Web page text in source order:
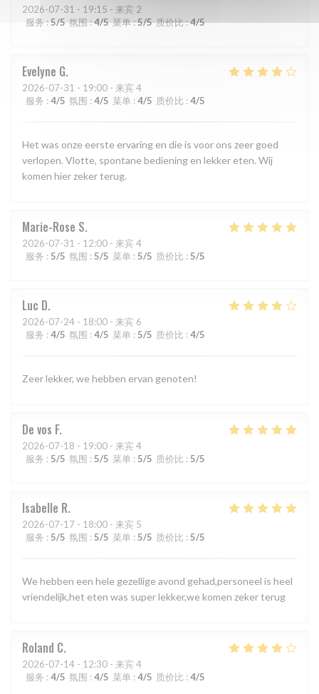
2026-07-31 - 19:15 - 来宾 2
服务 :5/5 氛围:4/5 菜单:5/5 质价比:4/5
Evelyne G
2026-07-31 - 19:00 - 来宾 4
服务 : 4/5 氛围 : 4/5 菜单 : 4/5 质价比 :4/5
Het was onze eerste ervaring en die is voor ons zeer goed
verlopen. Vlotte, spontane bediening en lekker eten. Wij
komen hier zeker terug.
Marie-Rose S
2026-07-31 - 12:00 - 来宾 4
服务 : 5/5 氛围 : 5/5 菜单 : 5/5 质价比 : 5/5
Luc D
2026-07-24 - 18:00 - 来宾 6
服务 : 4/5 氛围 : 4/5 菜单 : 5/5 质价比 : 4/5
Zeer lekker, we hebben ervan genoten!
De vos F
2026-07-18 - 19:00 - 来宾 4
服务 : 5/5 氛围 : 5/5 菜单 : 5/5 质价比 : 5/5
Isabelle R
2026-07-17 - 18:00 - 来宾 5
服务 : 5/5 氛围 : 5/5 菜单 : 5/5 质价比 : 5/5
We hebben een hele gezellige avond gehad,personeel is heel
vriendelijk,het eten was super lekker,we komen zeker terug
Roland C
2026-07-14 - 12:30 - 来宾 4
服务 : 4/5 氛围 : 4/5 菜单 : 4/5 质价比 : 4/5